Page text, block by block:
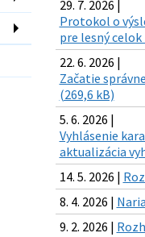
29. 7. 2026 |
Protokol o
pre lesný celok
22. 6. 2026 |
Začatie
(269,6 kB)
5. 6. 2026 |
Vyhlásenie
aktualizácia
14. 5. 2026 |
8. 4. 2026 |
9. 2. 2026 |